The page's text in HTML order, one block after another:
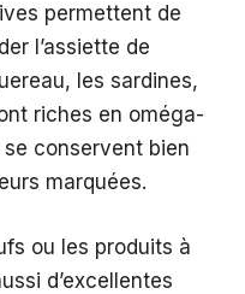
permettent de
l’assiette de
les sardines,
riches en oméga-
conservent bien
marquées.
ou les produits à
d’excellentes